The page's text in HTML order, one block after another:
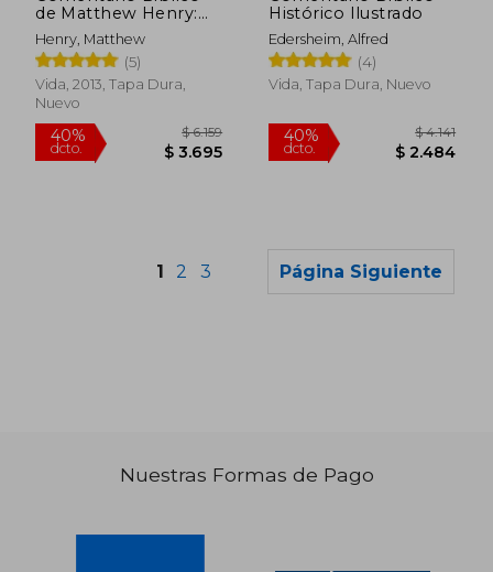
$ 1.885 50%
de Matthew Henry:
Obra Completa sin
Abreviar - 13 Tomos
en 1
Henry, Matthew
(5)
Vida, 2013, Tapa Dura,
Nuevo
Histórico Ilustrado
Edersheim, Alfred
(4)
Vida, Tapa Dura, Nuevo
1 2 3 Página Siguiente
Nuestras Formas de Pago